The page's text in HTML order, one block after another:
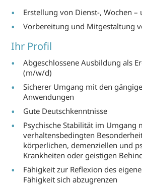
Erstellung von Dienst-, Wochen
Vorbereitung und Mitgestaltung
Ihr Profil
Abgeschlossene Ausbildung als
(m/w/d)
Sicherer Umgang mit den
Anwendungen
Gute Deutschkenntnisse
Psychische Stabilität im Umgang
verhaltensbedingten
körperlichen, demenziellen und
Krankheiten oder geistigen
Fähigkeit zur Reflexion des
Fähigkeit sich abzugrenzen